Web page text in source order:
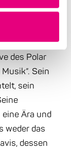
bei Art
Shorter
den er in
des Polar
Sein
sein
eine Ära und
weder das
dessen